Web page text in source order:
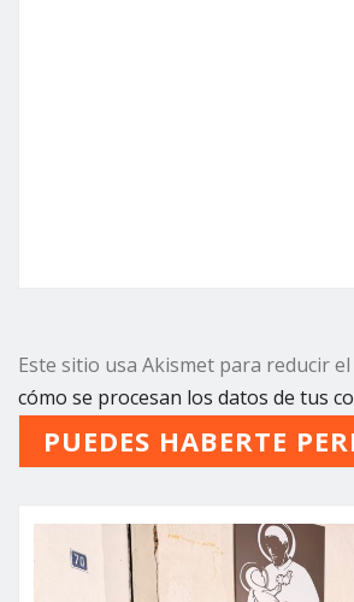
Este sitio usa Akismet para reducir el
cómo se procesan los datos de tus
PUEDES HABERTE